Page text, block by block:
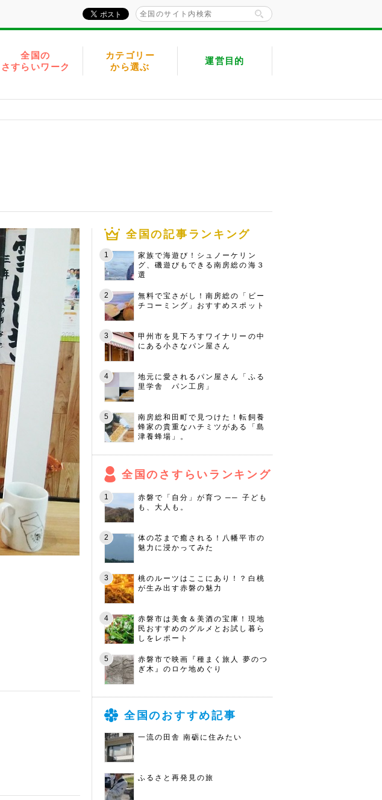
全国の
さすらいワーク
カテゴリー
から選ぶ
運営目的
全国の記事ランキング
家族で海遊び！シュノーケリン
グ、磯遊びもできる南房総の海３
選
無料で宝さがし！南房総の「ビー
チコーミング」おすすめスポット
甲州市を見下ろすワイナリーの中
にある小さなパン屋さん
地元に愛されるパン屋さん「ふる
里学舎 パン工房」
南房総和田町で見つけた！転飼養
蜂家の貴重なハチミツがある「島
津養蜂場」。
全国のさすらいランキング
赤磐で「自分」が育つ ── 子ども
も、大人も。
体の芯まで癒される！八幡平市の
魅力に浸かってみた
桃のルーツはここにあり！？白桃
が生み出す赤磐の魅力
赤磐市は美食＆美酒の宝庫！現地
民おすすめのグルメとお試し暮ら
しをレポート
赤磐市で映画『種まく旅人 夢のつ
ぎ木』のロケ地めぐり
全国のおすすめ記事
一流の田舎 南砺に住みたい
ふるさと再発見の旅